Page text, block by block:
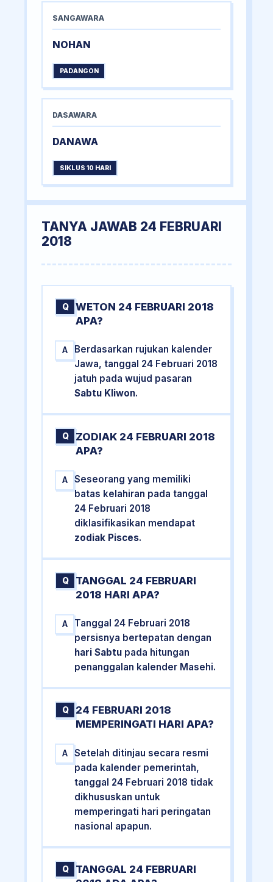
SANGAWARA
NOHAN
PADANGON
DASAWARA
DANAWA
SIKLUS 10 HARI
TANYA JAWAB 24 FEBRUARI
2018
Q
WETON 24 FEBRUARI 2018
APA?
A
Berdasarkan rujukan kalender
Jawa, tanggal 24 Februari 2018
jatuh pada wujud pasaran
Sabtu Kliwon.
Q
ZODIAK 24 FEBRUARI 2018
APA?
A
Seseorang yang memiliki
batas kelahiran pada tanggal
24 Februari 2018
diklasifikasikan mendapat
zodiak Pisces.
Q
TANGGAL 24 FEBRUARI
2018 HARI APA?
A
Tanggal 24 Februari 2018
persisnya bertepatan dengan
hari Sabtu pada hitungan
penanggalan kalender Masehi.
Q
24 FEBRUARI 2018
MEMPERINGATI HARI APA?
A
Setelah ditinjau secara resmi
pada kalender pemerintah,
tanggal 24 Februari 2018 tidak
dikhususkan untuk
memperingati hari peringatan
nasional apapun.
Q
TANGGAL 24 FEBRUARI